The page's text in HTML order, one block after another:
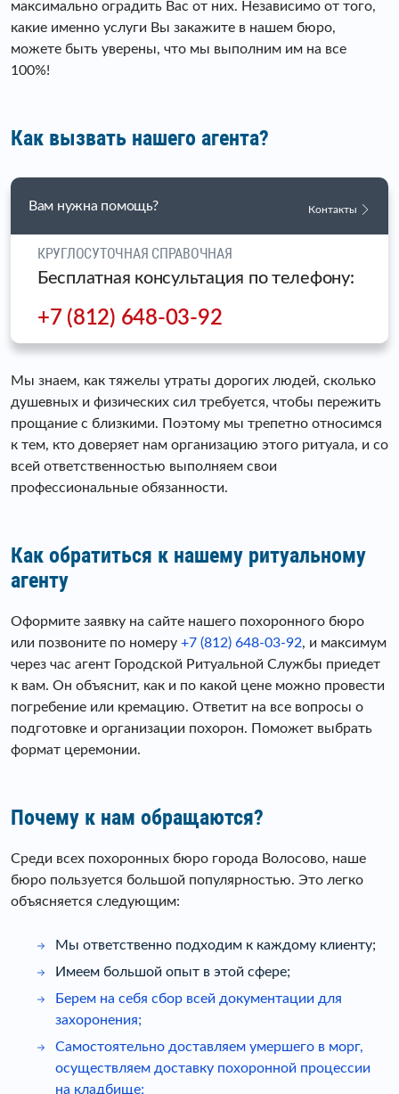
максимально оградить Вас от них. Независимо от того,
какие именно услуги Вы закажите в нашем бюро,
можете быть уверены, что мы выполним им на все
100%!
Как вызвать нашего агента?
Вам нужна помощь? Контакты
КРУГЛОСУТОЧНАЯ СПРАВОЧНАЯ
Бесплатная консультация по телефону:
+7 (812) 648-03-92
Мы знаем, как тяжелы утраты дорогих людей, сколько
душевных и физических сил требуется, чтобы пережить
прощание с близкими. Поэтому мы трепетно относимся
к тем, кто доверяет нам организацию этого ритуала, и со
всей ответственностью выполняем свои
профессиональные обязанности.
Как обратиться к нашему ритуальному
агенту
Оформите заявку на сайте нашего похоронного бюро
или позвоните по номеру +7 (812) 648-03-92, и максимум
через час агент Городской Ритуальной Службы приедет
к вам. Он объяснит, как и по какой цене можно провести
погребение или кремацию. Ответит на все вопросы о
подготовке и организации похорон. Поможет выбрать
формат церемонии.
Почему к нам обращаются?
Среди всех похоронных бюро города Волосово, наше
бюро пользуется большой популярностью. Это легко
объясняется следующим:
Мы ответственно подходим к каждому клиенту;
Имеем большой опыт в этой сфере;
Берем на себя сбор всей документации для
захоронения;
Самостоятельно доставляем умершего в морг,
осуществляем доставку похоронной процессии
на кладбище;